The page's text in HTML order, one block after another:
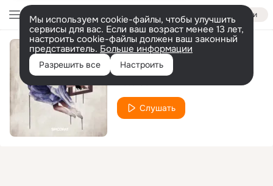
Войти
Мы используем cookie-файлы, чтобы улучшить
сервисы для вас. Если ваш возраст менее 13 лет,
настроить cookie-файлы должен ваш законный
представитель. Больше информации
Разрешить все Настроить
Synesthesia
Слушать